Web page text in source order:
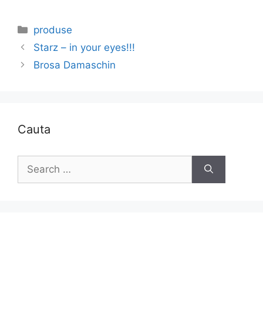
Categories
produse
Starz – in your eyes!!!
Brosa Damaschin
Cauta
Search
for: